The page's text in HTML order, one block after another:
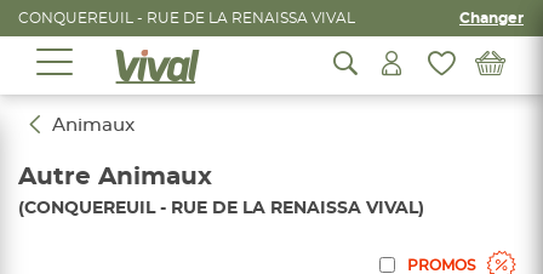
CONQUEREUIL - RUE DE LA RENAISSA VIVAL Changer
Animaux
Autre Animaux
(CONQUEREUIL - RUE DE LA RENAISSA VIVAL)
PROMOS